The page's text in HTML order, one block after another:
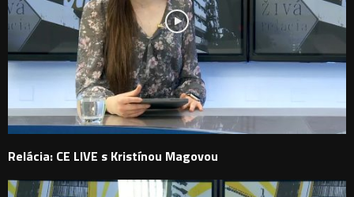
Relácia: CE LIVE s Kristínou Magovou